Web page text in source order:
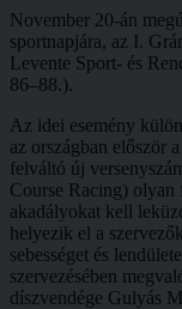
November 20-án
sportnapjára, az I.
Levente Sport- és
86–88.).
Az idei esemény
az országban először
felváltó új
Course Racing) olyan
akadályokat kell
helyezik el a
sebességet és
szervezésében
díszvendége Gulyás